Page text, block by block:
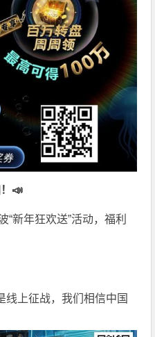
！📣
“新年狂欢送”活动，福利
线上征战，我们相信中国